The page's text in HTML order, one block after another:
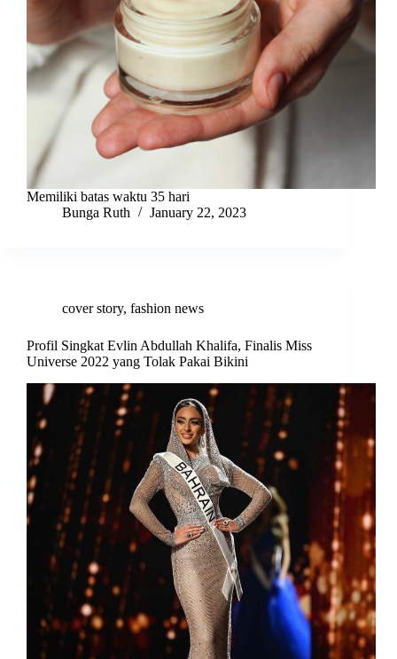
Memiliki batas waktu 35 hari
Bunga Ruth
January 22, 2023
cover story, fashion news
Profil Singkat Evlin Abdullah Khalifa, Finalis Miss
Universe 2022 yang Tolak Pakai Bikini